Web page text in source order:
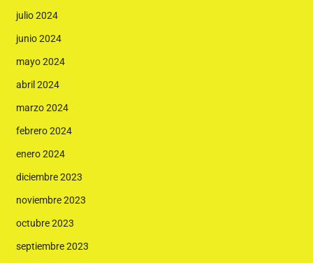
julio 2024
junio 2024
mayo 2024
abril 2024
marzo 2024
febrero 2024
enero 2024
diciembre 2023
noviembre 2023
octubre 2023
septiembre 2023